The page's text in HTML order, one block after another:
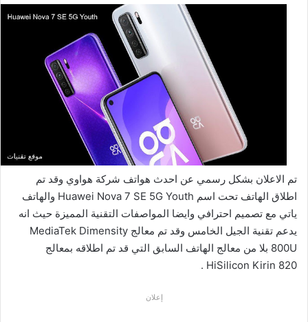
تم الاعلان بشكل رسمي عن احدث هواتف شركة هواوي وقد تم
اطلاق الهاتف تحت اسم Huawei Nova 7 SE 5G Youth والهاتف
ياتي مع تصميم احترافي وايضا المواصفات التقنية المميزة حيث انه
يدعم تقنية الجيل الخامس وقد تم معالج MediaTek Dimensity
800U بلا من معالج الهاتف السابق التي قد تم اطلاقه بمعالج
HiSilicon Kirin 820 .
إعلان